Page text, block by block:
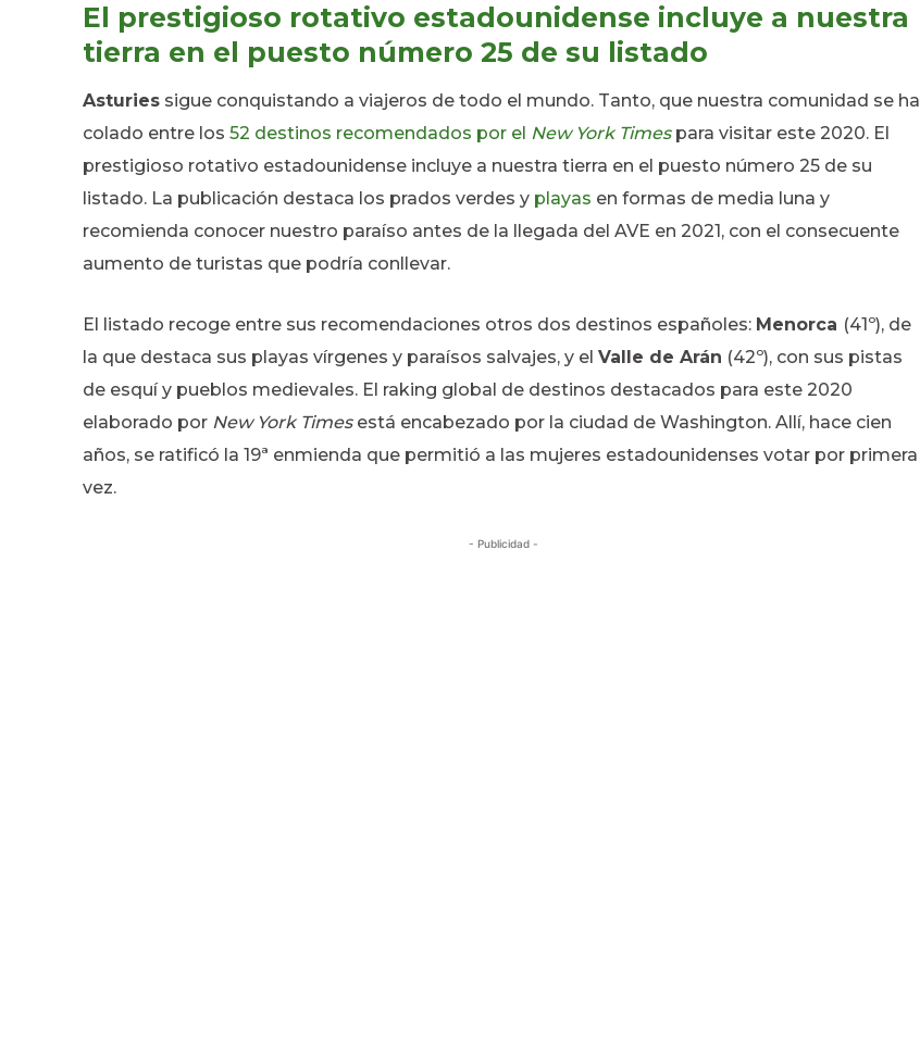
El prestigioso rotativo estadounidense incluye a nuestra
tierra en el puesto número 25 de su listado
Asturies sigue conquistando a viajeros de todo el mundo. Tanto, que nuestra comunidad se ha
colado entre los 52 destinos recomendados por el New York Timespara visitar este 2020. El
prestigioso rotativo estadounidense incluye a nuestra tierra en el puesto número 25 de su
listado. La publicación destaca los prados verdes y playas en formas de media luna y
recomienda conocer nuestro paraíso antes de la llegada del AVE en 2021, con el consecuente
aumento de turistas que podría conllevar.
El listado recoge entre sus recomendaciones otros dos destinos españoles: Menorca (41º), de
la que destaca sus playas vírgenes y paraísos salvajes, y el Valle de Arán (42º), con sus pistas
de esquí y pueblos medievales. El raking global de destinos destacados para este 2020
elaborado por New York Timesestá encabezado por la ciudad de Washington. Allí, hace cien
años, se ratificó la 19ª enmienda que permitió a las mujeres estadounidenses votar por primera
vez.
- Publicidad -